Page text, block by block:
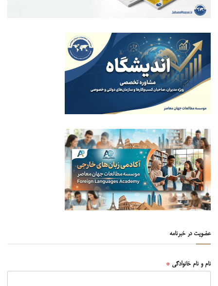
عضویت در خبرنامه
نام و نام خانوادگی *